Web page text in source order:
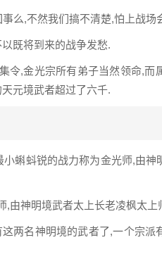
么,不然我们搞不清楚,怕上战场
既将到来的战争发愁.
令,金光宗所有弟子当然领命,而
元境武者超过了六千.
蝌蚪锐的战力称为金光师,由神
,由神明境武者太上长老凌枫太
两名神明境的武者了,一个宗派